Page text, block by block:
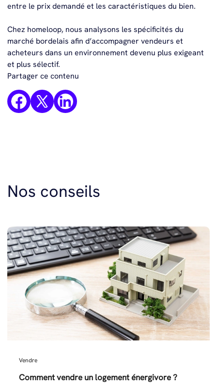
entre le prix demandé et les caractéristiques du bien.
Chez homeloop, nous analysons les spécificités du
marché bordelais afin d’accompagner vendeurs et
acheteurs dans un environnement devenu plus exigeant
et plus sélectif.
Partager ce contenu
Nos conseils
Vendre
Comment vendre un logement énergivore ?